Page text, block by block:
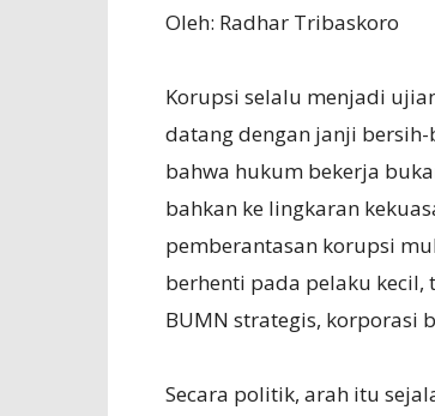
Oleh: Radhar Tribaskoro
Korupsi selalu menjadi
datang dengan janji
bahwa hukum bekerja
bahkan ke lingkaran
pemberantasan korupsi
berhenti pada pelaku kecil,
BUMN strategis, korporasi
Secara politik, arah itu